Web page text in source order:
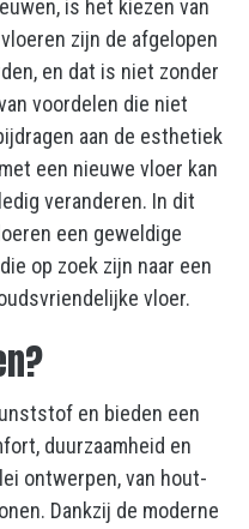
is het kiezen van
zijn de afgelopen
en dat is niet zonder
voordelen die niet
aan de esthetiek
met een nieuwe vloer kan
veranderen. In dit
een geweldige
op zoek zijn naar een
vloer.
en bieden een
duurzaamheid en
ontwerpen, van hout-
Dankzij de moderne